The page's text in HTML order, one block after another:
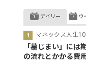
デイリー
マネックス人生
「墓じまい」には
の流れとかかる費
ウ